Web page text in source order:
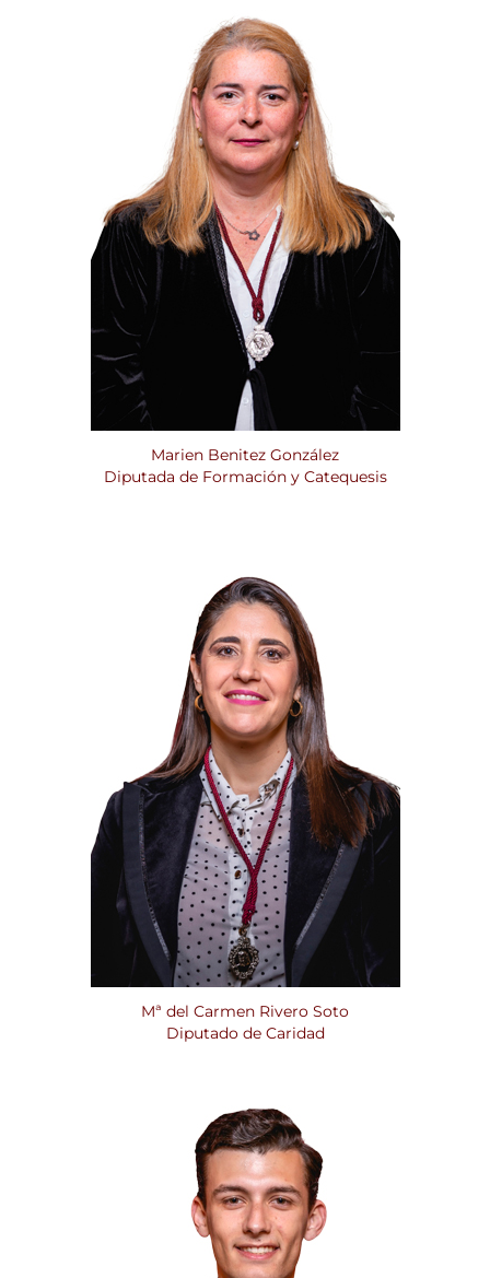
Marien Benitez González
Diputada de Formación y Catequesis
Mª del Carmen Rivero Soto
Diputado de Caridad